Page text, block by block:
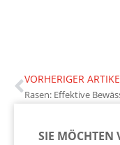
VORHERIGER
SIE MÖCHTEN